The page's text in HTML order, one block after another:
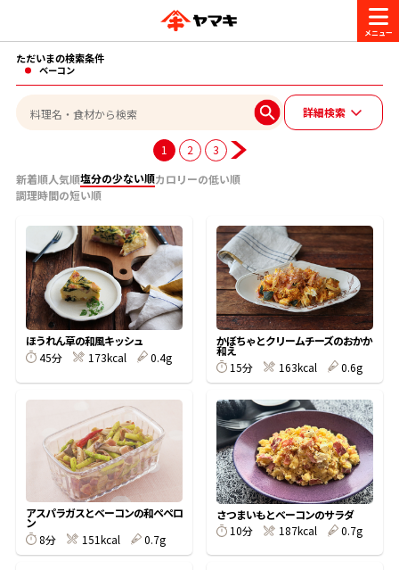
商品情報
ヤマキ『めんつゆ』 ヤマキ 割烹白だし
旨さ、別格。だし屋の鍋 韓福善シリーズ
レシピ
おいしいレシピを探す
おいしいレシピトップ
主食レシピ
主菜レシピ
汁物レシピ
時短レシピ
おいしいレシピを商品から探す
かつお節・だしを楽しむ
かつお節・だしを知る
だしの取り方
かつお節の削り方
かつお節・だしをもっと知る
ヤマキ かつお節プラス®
かつお節・だしを楽しむ
CM・キャンペーン
キャンペーン一覧
企業・採用情報
企業情報
- 百年対話
- ヤマキ かつお節プラス®
採用情報
- ジョブリターン制
お問い合わせ
ヤマキお客様相談室
オンラインショップ
コミュニティサイト
Global
ただいまの検索条件
ベーコン
詳細検索
1 2
3
新着順人気順塩分の少ない順カロリーの低い順
調理時間の短い順
ほうれん草の和風キッシュ
45分
173kcal 0.4g
かぼちゃとクリームチーズのおかか
和え
15分
163kcal 0.6g
アスパラガスとベーコンの和ペペロ
ン
8分
151kcal 0.7g
さつまいもとベーコンのサラダ
10分
187kcal 0.7g